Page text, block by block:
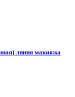
линия макияжа